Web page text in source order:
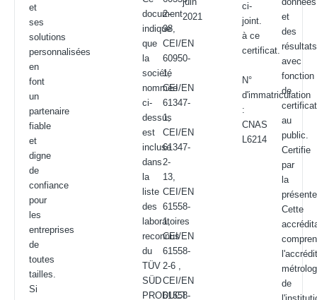
et
ses
solutions
personnalisées
en
font
un
partenaire
fiable
et
digne
de
confiance
pour
les
entreprises
de
toutes
tailles.
Si
document
indique
que
la
société
nommée
ci-
dessus
est
incluse
dans
la
liste
des
laboratoires
reconnus
du
TÜV
SÜD
PRODUCT
2-
98,
CEI/EN
60950-
1,
CEI/EN
61347-
1,
CEI/EN
61347-
2-
13,
CEI/EN
61558-
1,
CEI/EN
61558-
2-6 ,
CEI/EN
61558-
2021
ci-
joint.
à ce
certificat.
N°
d'immatriculation
:
CNAS
L6214
et
des
résultats
avec
fonction
de
au
public.
Certifie
par
la
Cette
de